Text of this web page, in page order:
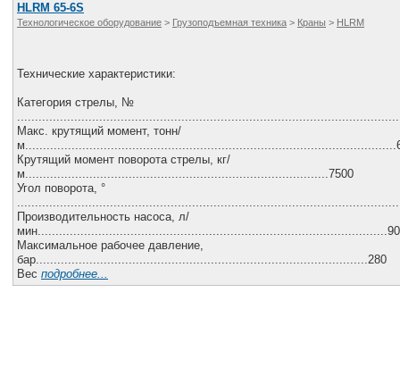
HLRM 65-6S
Технологическое оборудование > Грузоподъемная техника > Краны > HLRM
Технические характеристики:
Категория стрелы, №
Макс. крутящий момент, тонн/
Крутящий момент поворота стрелы, кг/
м.....................................................................................7500
Угол поворота, °
Производительность насоса, л/
мин..................................................................................................90
Максимальное рабочее давление,
бар.............................................................................................280
Вес подробнее...